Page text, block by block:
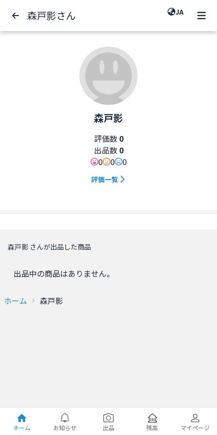
森戸影さん JA
森戸影
評価数 0
出品数 0
0
0 0
評価一覧
森戸影 さんが出品した商品
出品中の商品はありません。
ホーム 森戸影
ホーム お知らせ 出品 残高 マイページ